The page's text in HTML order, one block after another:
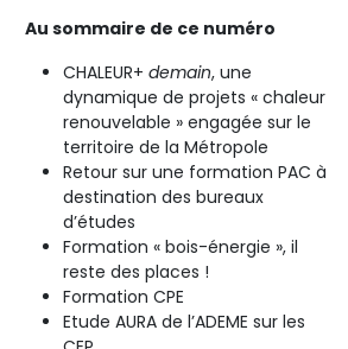
Au sommaire de ce numéro
CHALEUR+ demain, une
dynamique de projets « chaleur
renouvelable » engagée sur le
territoire de la Métropole
Retour sur une formation PAC à
destination des bureaux
d’études
Formation « bois-énergie », il
reste des places !
Formation CPE
Etude AURA de l’ADEME sur les